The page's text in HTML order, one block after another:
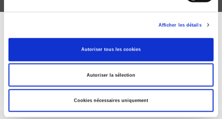
Afficher les détails
Autoriser tous les cookies
Autoriser la sélection
Cookies nécessaires uniquement
ABONNEZ-VOUS À NOS
REVUES
Je m’abonne